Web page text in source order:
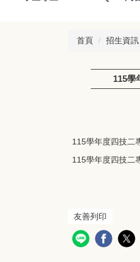
首頁 招生資訊
115學
115學年度四技二
115學年度四技二
友善列印